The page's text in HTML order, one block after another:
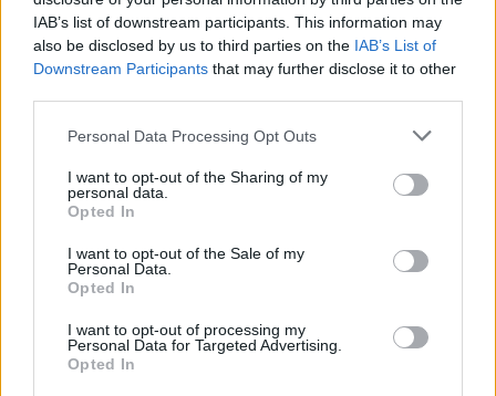
IAB’s list of downstream participants. This information may
also be disclosed by us to third parties on the IAB’s List of
Downstream Participants that may further disclose it to other
Please note that this website/app uses one or more Google
not limited to your visit or usage behaviour. You may click to
grant or deny consent to Google and its third-party tags to
use your data for below specified purposes in below Google
consent section.
Personal Data Processing Opt Outs
I want to opt-out of the Sharing of my
personal data.
Opted In
I want to opt-out of the Sale of my
Personal Data.
Opted In
I want to opt-out of processing my
Personal Data for Targeted Advertising.
Opted In
Σύμφωνα με τη βρετανική εφημερίδα, το
περιστατικό πιστεύεται ότι έλαβε χώρα σε ένα
χωριό κοντά στη Μαριούπολη. Στο ίδιο ηχητικό
ακούγεται να... παραπονιέται ότι οι αντίπαλοι είναι
πολύ περισσότεροι και πως οι ρωσικές δυνάμεις
δεν έχουν υποστήριξη από τη Μόσχα. «Είναι
Ουκρανούς, για να προσθέσει: «Κι εμείς είμαστε
μόλις 3.000... Είναι στα αριστερά μας, στα δεξιά μας,
μας περικυκλώνουν, γαμώτο! Είναι τόσο πολλοί κι
εμείς τόσο λίγοι. Δεν έχουμε υποστήριξη, δεν